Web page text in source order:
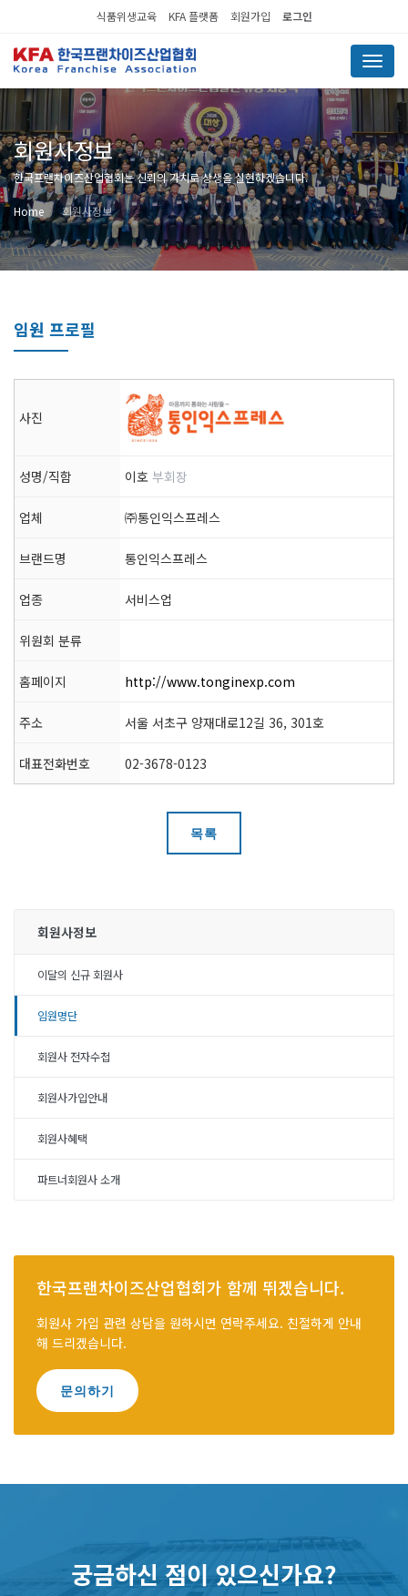
식품위생교육 KFA 플랫폼 회원가입 로그인
Menu
회원사정보
한국프랜차이즈산업협회는 신뢰의 가치로 상생을 실현하겠습니다.
Home 회원사정보
임원 프로필
사진
성명/직함 이호 부회장
업체 ㈜통인익스프레스
브랜드명 통인익스프레스
업종 서비스업
위원회 분류
홈페이지 http://www.tonginexp.com
주소 서울 서초구 양재대로12길 36, 301호
대표전화번호 02-3678-0123
목록
회원사정보
이달의 신규 회원사
임원명단
회원사 전자수첩
회원사가입안내
회원사혜택
파트너회원사 소개
한국프랜차이즈산업협회가 함께 뛰겠습니다.
회원사 가입 관련 상담을 원하시면 연락주세요. 친절하게 안내
해 드리겠습니다.
문의하기
궁금하신 점이 있으신가요?